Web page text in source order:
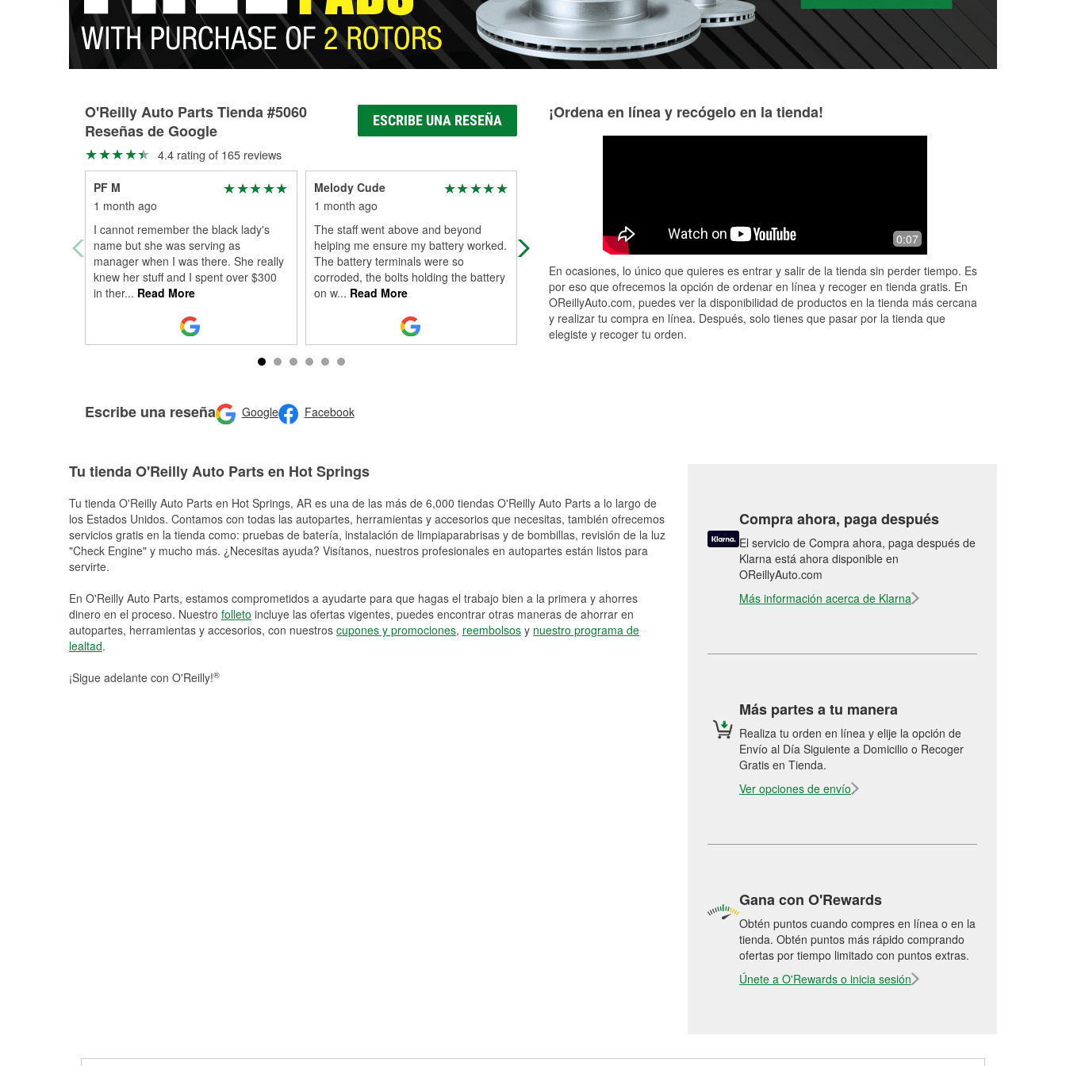
O'Reilly Auto Parts Tienda #5060
Reseñas de Google
ESCRIBE UNA RESEÑA
4.4 rating of 165 reviews
PF M
1 month ago
I cannot remember the black lady's
name but she was serving as
manager when I was there. She really
knew her stuff and I spent over $300
in ther... Read More
Melody Cude
1 month ago
The staff went above and beyond
helping me ensure my battery worked.
The battery terminals were so
corroded, the bolts holding the battery
on w... Read More
Excellent clean store fantastic service
very happy easily accessible to get to
right around the corner from...Read
More
I had been having major problems
with my car just dying in the middle of
slowed down. It was even kickin
around ...Read More
something that
Escribe una reseña Google Facebook
¡Ordena en línea y recógelo en la tienda!
0:07
En ocasiones, lo único que quieres es entrar y salir de la tienda sin perder tiempo. Es
por eso que ofrecemos la opción de ordenar en línea y recoger en tienda gratis. En
OReillyAuto.com, puedes ver la disponibilidad de productos en la tienda más cercana
y realizar tu compra en línea. Después, solo tienes que pasar por la tienda que
elegiste y recoger tu orden.
Tu tienda O'Reilly Auto Parts en Hot Springs
Tu tienda O'Reilly Auto Parts en Hot Springs, AR es una de las más de 6,000 tiendas O'Reilly Auto Parts a lo largo de
los Estados Unidos. Contamos con todas las autopartes, herramientas y accesorios que necesitas, también ofrecemos
servicios gratis en la tienda como: pruebas de batería, instalación de limpiaparabrisas y de bombillas, revisión de la luz
"Check Engine" y mucho más. ¿Necesitas ayuda? Visítanos, nuestros profesionales en autopartes están listos para
servirte.
En O'Reilly Auto Parts, estamos comprometidos a ayudarte para que hagas el trabajo bien a la primera y ahorres
dinero en el proceso. Nuestro folleto incluye las ofertas vigentes, puedes encontrar otras maneras de ahorrar en
autopartes, herramientas y accesorios, con nuestros cupones y promociones, reembolsos y nuestro programa de
lealtad.
¡Sigue adelante con O'Reilly!®
Compra ahora, paga después
El servicio de Compra ahora, paga después de
Klarna está ahora disponible en
OReillyAuto.com
Más información acerca de Klarna
Más partes a tu manera
Realiza tu orden en línea y elije la opción de
Envío al Día Siguiente a Domicilio o Recoger
Gratis en Tienda.
Ver opciones de envío
Gana con O'Rewards
Obtén puntos cuando compres en línea o en la
tienda. Obtén puntos más rápido comprando
ofertas por tiempo limitado con puntos extras.
Únete a O'Rewards o inicia sesión